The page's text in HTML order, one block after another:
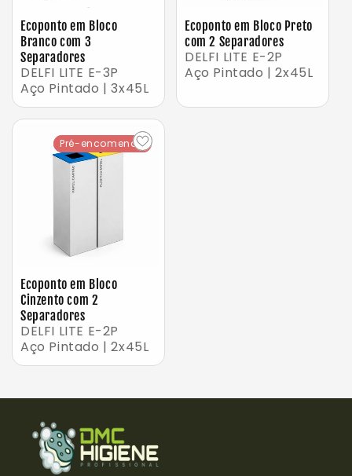
Ecoponto em Bloco
Branco com 3
Separadores
DELFI LITE E-3P
Aço Pintado | 3x45L
Ecoponto em Bloco Preto
com 2 Separadores
DELFI LITE E-2P
Aço Pintado | 2x45L
Pré-encomenda
Ecoponto em Bloco
Cinzento com 2
Separadores
DELFI LITE E-2P
Aço Pintado | 2x45L
Pré-encomenda